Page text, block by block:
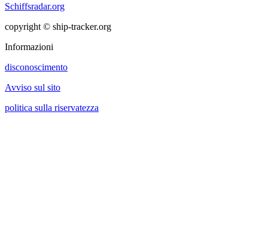
Schiffsradar.org
copyright © ship-tracker.org
Informazioni
disconoscimento
Avviso sul sito
politica sulla riservatezza